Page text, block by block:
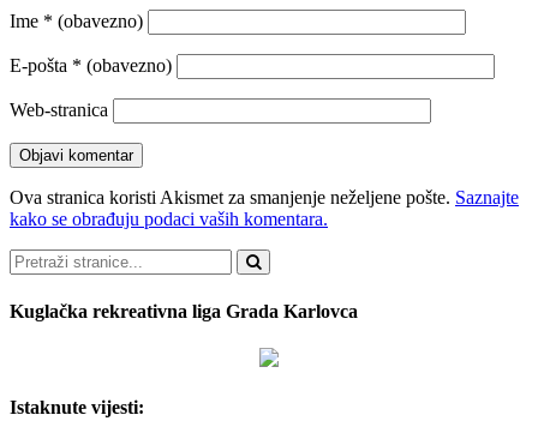
Ime * (obavezno)
E-pošta * (obavezno)
Web-stranica
Ova stranica koristi Akismet za smanjenje neželjene pošte. Saznajte
kako se obrađuju podaci vaših komentara.
Pretraži
Kuglačka rekreativna liga Grada Karlovca
Istaknute vijesti: